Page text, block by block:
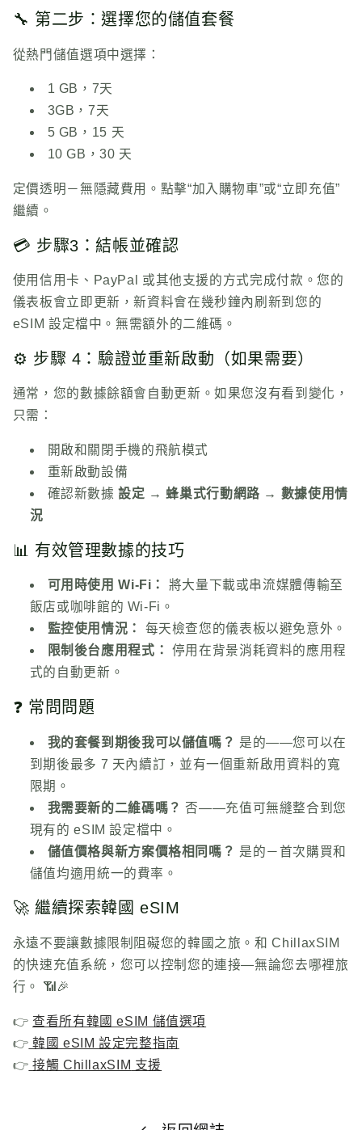
🔧 第二步：選擇您的儲值套餐
從熱門儲值選項中選擇：
1 GB，7天
3GB，7天
5 GB，15 天
10 GB，30 天
定價透明－無隱藏費用。點擊“加入購物車”或“立即充值”
繼續。
💳 步驟3：結帳並確認
使用信用卡、PayPal 或其他支援的方式完成付款。您的
儀表板會立即更新，新資料會在幾秒鐘內刷新到您的
eSIM 設定檔中。無需額外的二維碼。
⚙️ 步驟 4：驗證並重新啟動（如果需要）
通常，您的數據餘額會自動更新。如果您沒有看到變化，
只需：
開啟和關閉手機的飛航模式
重新啟動設備
確認新數據設定 → 蜂巢式行動網路 → 數據使用情
況
📊 有效管理數據的技巧
可用時使用 Wi-Fi：
將大量下載或串流媒體傳輸至
飯店或咖啡館的 Wi-Fi。
監控使用情況：
每天檢查您的儀表板以避免意外。
限制後台應用程式：
停用在背景消耗資料的應用程
式的自動更新。
❓ 常問問題
我的套餐到期後我可以儲值嗎？ 是的——您可以在
到期後最多 7 天內續訂，並有一個重新啟用資料的寬
限期。
我需要新的二維碼嗎？ 否——充值可無縫整合到您
現有的 eSIM 設定檔中。
儲值價格與新方案價格相同嗎？ 是的－首次購買和
儲值均適用統一的費率。
🚀 繼續探索韓國 eSIM
永遠不要讓數據限制阻礙您的韓國之旅。和ChillaxSIM
的快速充值系統，您可以控制您的連接—無論您去哪裡旅
行。 📶🎉
👉 查看所有韓國 eSIM 儲值選項
👉 韓國 eSIM 設定完整指南
👉 接觸 ChillaxSIM 支援